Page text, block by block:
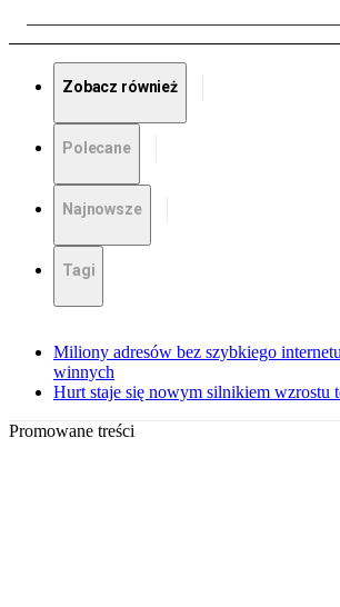
Zobacz również
Polecane
Najnowsze
Tagi
Miliony adresów bez szybkiego
winnych
Hurt staje się nowym silnikiem wzrostu
Promowane treści